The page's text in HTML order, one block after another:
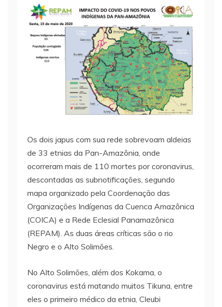
Os dois japus com sua rede sobrevoam aldeias
de 33 etnias da Pan-Amazônia, onde
ocorreram mais de 110 mortes por coronavirus,
descontadas as subnotificações, segundo
mapa organizado pela Coordenação das
Organizações Indígenas da Cuenca Amazônica
(COICA) e a Rede Eclesial Panamazônica
(REPAM). As duas áreas críticas são o rio
Negro e o Alto Solimões.
No Alto Solimões, além dos Kokama, o
coronavirus está matando muitos Tikuna, entre
eles o primeiro médico da etnia, Cleubi